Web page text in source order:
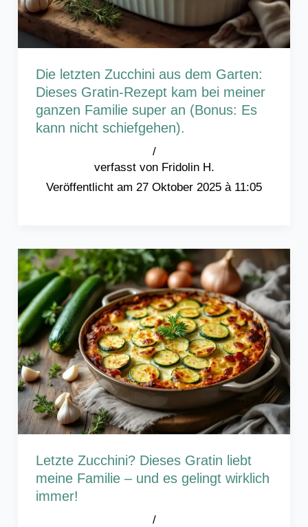
Die letzten Zucchini aus dem Garten:
Dieses Gratin-Rezept kam bei meiner
ganzen Familie super an (Bonus: Es
kann nicht schiefgehen).
Fridolin H.
/
27 Oktober 2025 à 11:05
Letzte Zucchini? Dieses Gratin liebt
meine Familie – und es gelingt wirklich
immer!
/